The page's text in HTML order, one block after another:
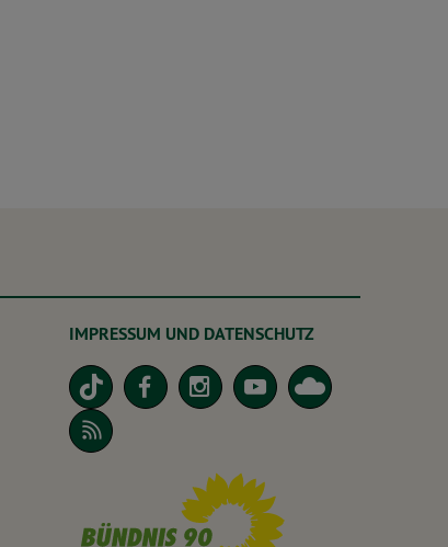
IMPRESSUM UND DATENSCHUTZ